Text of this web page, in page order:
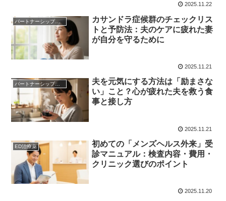
2025.11.22
パートナーシップの悩み
カサンドラ症候群のチェックリス
トと予防法：夫のケアに疲れた妻
が自分を守るために
2025.11.21
パートナーシップの悩み
夫を元気にする方法は「励まさな
い」こと？心が疲れた夫を救う食
事と接し方
2025.11.21
ED治療薬
初めての「メンズヘルス外来」受
診マニュアル：検査内容・費用・
クリニック選びのポイント
2025.11.20